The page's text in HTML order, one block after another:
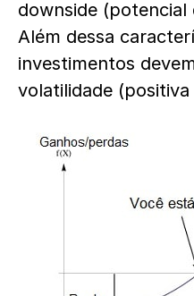
downside
Além dessa
investimentos
volatilidade